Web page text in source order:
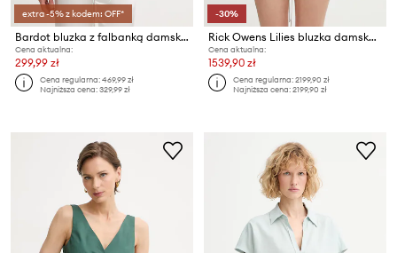
extra -5% z kodem: OFF*
Bardot bluzka z falbanką damska
Cena aktualna:
299,99 zł
Cena regularna:469,99 zł
Najniższa cena:329,99 zł
-30%
Rick Owens Lilies bluzka damska z wiskozą Luna
Cena aktualna:
1539,90 zł
Cena regularna:2199,90 zł
Najniższa cena:2199,90 zł